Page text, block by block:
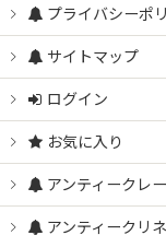
プライバシーポ
サイトマップ
ログイン
お気に入り
アンティークレ
アンティークリ